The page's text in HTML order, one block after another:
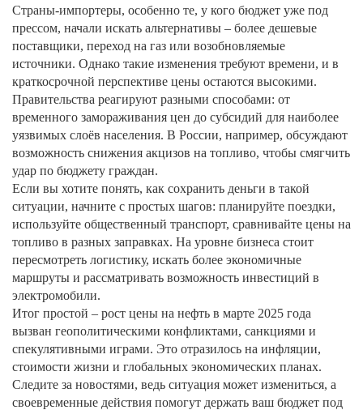
Страны‑импортеры, особенно те, у кого бюджет уже под
прессом, начали искать альтернативы – более дешевые
поставщики, переход на газ или возобновляемые
источники. Однако такие изменения требуют времени, и в
краткосрочной перспективе цены остаются высокими.
Правительства реагируют разными способами: от
временного замораживания цен до субсидий для наиболее
уязвимых слоёв населения. В России, например, обсуждают
возможность снижения акцизов на топливо, чтобы смягчить
удар по бюджету граждан.
Если вы хотите понять, как сохранить деньги в такой
ситуации, начните с простых шагов: планируйте поездки,
используйте общественный транспорт, сравнивайте цены на
топливо в разных заправках. На уровне бизнеса стоит
пересмотреть логистику, искать более экономичные
маршруты и рассматривать возможность инвестиций в
электромобили.
Итог простой – рост цены на нефть в марте 2025 года
вызван геополитическими конфликтами, санкциями и
спекулятивными играми. Это отразилось на инфляции,
стоимости жизни и глобальных экономических планах.
Следите за новостями, ведь ситуация может измениться, а
своевременные действия помогут держать ваш бюджет под